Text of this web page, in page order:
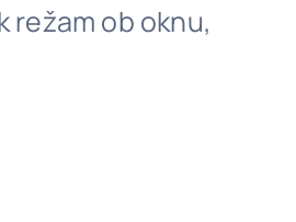
režam ob oknu,